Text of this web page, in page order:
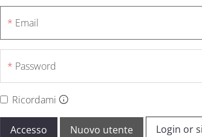
Email
Password
Ricordami
Accesso Nuovo utente Login or